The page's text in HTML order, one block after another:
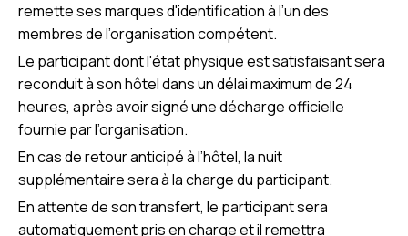
remette ses marques d'identification à l’un des
membres de l’organisation compétent.
Le participant dont l'état physique est satisfaisant sera
reconduit à son hôtel dans un délai maximum de 24
heures, après avoir signé une décharge officielle
fournie par l’organisation.
En cas de retour anticipé à l’hôtel, la nuit
supplémentaire sera à la charge du participant.
En attente de son transfert, le participant sera
automatiquement pris en charge et il remettra